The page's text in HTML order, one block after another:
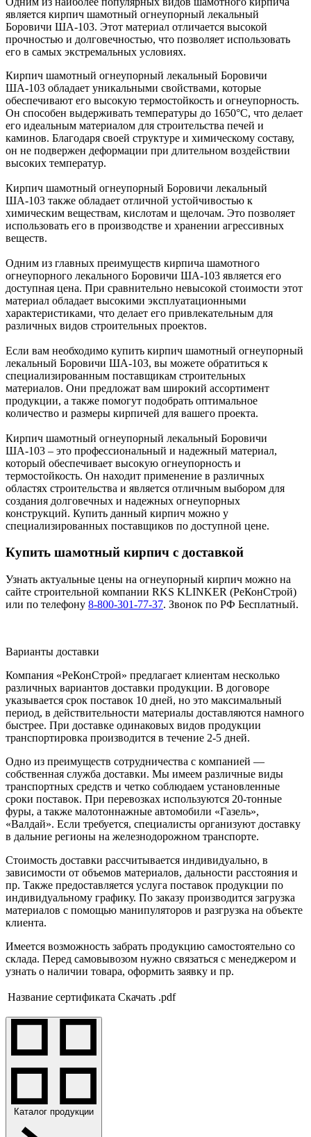
является кирпич шамотный огнеупорный лекальный
Боровичи ША-103. Этот материал отличается высокой
прочностью и долговечностью, что позволяет использовать
его в самых экстремальных условиях.
Кирпич шамотный огнеупорный лекальный Боровичи
ША-103 обладает уникальными свойствами, которые
обеспечивают его высокую термостойкость и огнеупорность.
Он способен выдерживать температуры до 1650°C, что делает
его идеальным материалом для строительства печей и
каминов. Благодаря своей структуре и химическому составу,
он не подвержен деформации при длительном воздействии
высоких температур.
Кирпич шамотный огнеупорный Боровичи лекальный
ША-103 также обладает отличной устойчивостью к
химическим веществам, кислотам и щелочам. Это позволяет
использовать его в производстве и хранении агрессивных
веществ.
Одним из главных преимуществ кирпича шамотного
огнеупорного лекального Боровичи ША-103 является его
доступная цена. При сравнительно невысокой стоимости этот
материал обладает высокими эксплуатационными
характеристиками, что делает его привлекательным для
различных видов строительных проектов.
Если вам необходимо купить кирпич шамотный огнеупорный
лекальный Боровичи ША-103, вы можете обратиться к
специализированным поставщикам строительных
материалов. Они предложат вам широкий ассортимент
продукции, а также помогут подобрать оптимальное
количество и размеры кирпичей для вашего проекта.
Кирпич шамотный огнеупорный лекальный Боровичи
ША-103 – это профессиональный и надежный материал,
который обеспечивает высокую огнеупорность и
термостойкость. Он находит применение в различных
областях строительства и является отличным выбором для
создания долговечных и надежных огнеупорных
конструкций. Купить данный кирпич можно у
специализированных поставщиков по доступной цене.
Купить шамотный кирпич с доставкой
Узнать актуальные цены на огнеупорный кирпич можно на
сайте строительной компании RKS KLINKER (РеКонСтрой)
или по телефону 8-800-301-77-37. Звонок по РФ Бесплатный.
Варианты доставки
Компания «РеКонСтрой» предлагает клиентам несколько
различных вариантов доставки продукции. В договоре
указывается срок поставок 10 дней, но это максимальный
период, в действительности материалы доставляются намного
быстрее. При доставке одинаковых видов продукции
транспортировка производится в течение 2-5 дней.
Одно из преимуществ сотрудничества с компанией —
собственная служба доставки. Мы имеем различные виды
транспортных средств и четко соблюдаем установленные
сроки поставок. При перевозках используются 20-тонные
фуры, а также малотоннажные автомобили «Газель»,
«Валдай». Если требуется, специалисты организуют доставку
в дальние регионы на железнодорожном транспорте.
Стоимость доставки рассчитывается индивидуально, в
зависимости от объемов материалов, дальности расстояния и
пр. Также предоставляется услуга поставок продукции по
индивидуальному графику. По заказу производится загрузка
материалов с помощью манипуляторов и разгрузка на объекте
клиента.
Имеется возможность забрать продукцию самостоятельно со
склада. Перед самовывозом нужно связаться с менеджером и
узнать о наличии товара, оформить заявку и пр.
Название сертификата Скачать .pdf
Каталог продукции